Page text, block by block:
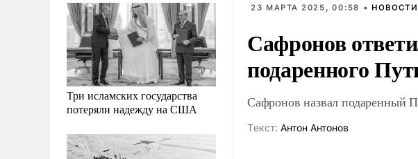
Три исламских государства
потеряли надежду на США
23 МАРТА 2025, 00:58 •
Сафронов
подаренного
Сафронов назвал подаренный
Tекст: Антон Антонов